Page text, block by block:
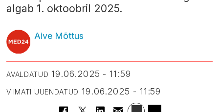
algab 1. oktoobril 2025.
Aive Mõttus
AVALDATUD 19.06.2025 - 11:59
VIIMATI UUENDATUD 19.06.2025 - 11:59